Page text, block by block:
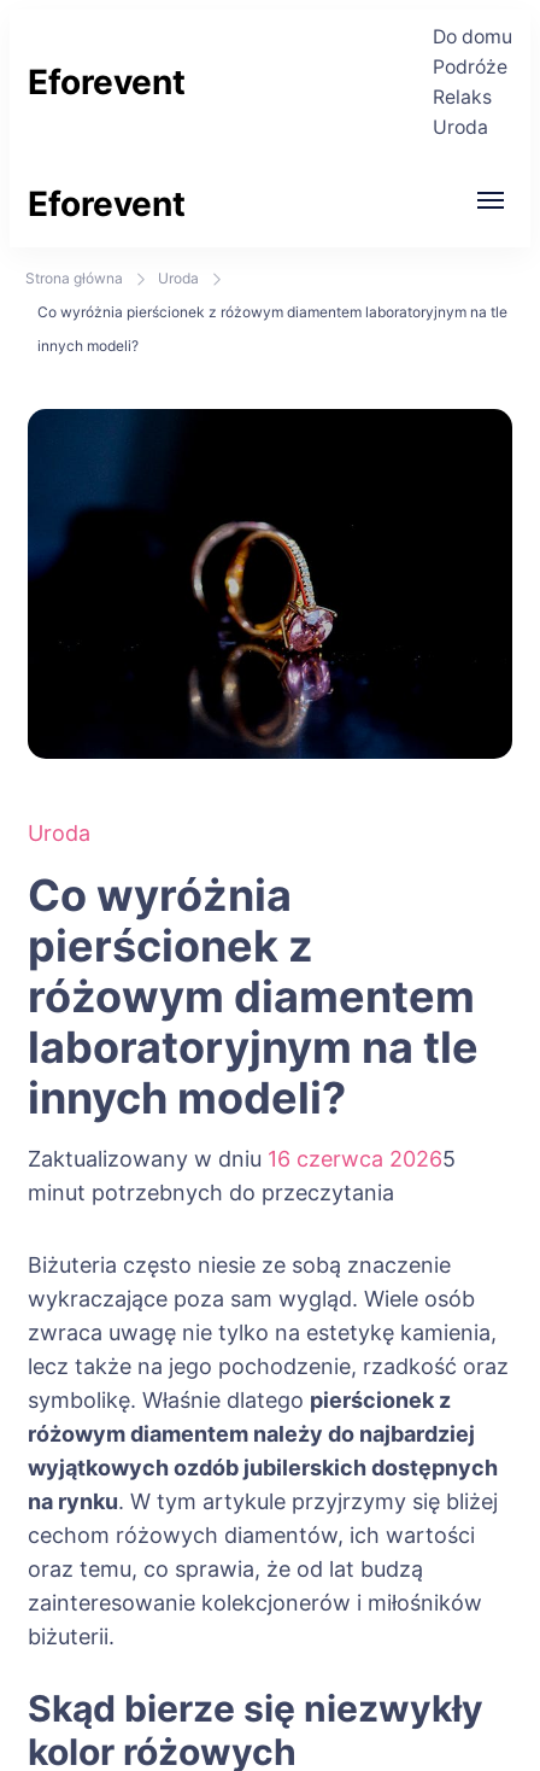
Eforevent
Do domu
Podróże
Relaks
Uroda
Eforevent
Najświeższe informacje
Strona główna
Uroda
Co wyróżnia pierścionek z różowym diamentem laboratoryjnym na tle
innych modeli?
Uroda
Co wyróżnia
pierścionek z
różowym diamentem
laboratoryjnym na tle
innych modeli?
Zaktualizowany w dniu 16 czerwca 20265
minut potrzebnych do przeczytania
Biżuteria często niesie ze sobą znaczenie
wykraczające poza sam wygląd. Wiele osób
zwraca uwagę nie tylko na estetykę kamienia,
lecz także na jego pochodzenie, rzadkość oraz
symbolikę. Właśnie dlatego pierścionek z
różowym diamentem należy do najbardziej
wyjątkowych ozdób jubilerskich dostępnych
na rynku. W tym artykule przyjrzymy się bliżej
cechom różowych diamentów, ich wartości
oraz temu, co sprawia, że od lat budzą
zainteresowanie kolekcjonerów i miłośników
biżuterii.
Skąd bierze się niezwykły
kolor różowych